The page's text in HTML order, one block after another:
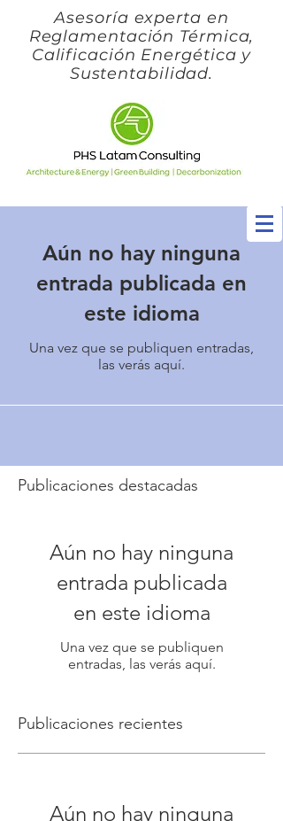
Asesoría experta en
Reglamentación Térmica,
Calificación Energética y
Sustentabilidad.
Aún no hay ninguna
entrada publicada en
este idioma
Una vez que se publiquen entradas,
las verás aquí.
Publicaciones destacadas
Aún no hay ninguna
entrada publicada
en este idioma
Una vez que se publiquen
entradas, las verás aquí.
Publicaciones recientes
Aún no hay ninguna